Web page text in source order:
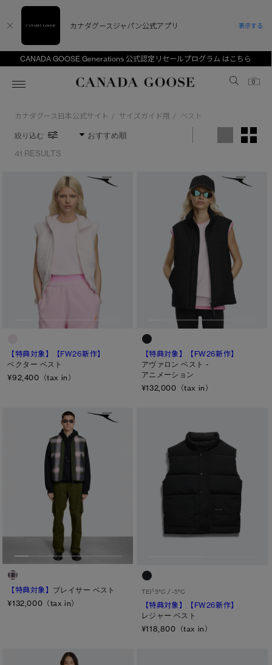
CANADA GOOSE Generations 公式認定リセールプログラム はこちら
Canada Goose
0
ディスカバー
アンバサダー
スプリングコレクション
新着アイテム
ベストセラー
FW26コレクション
サマー 26 コレクション
サマー 26 コレクションLOOK
メイドインジャパンTシャツ
アパレル
アクセサリー
フットウェア
コレクション
新着アイテム
ベストセラー
FW26コレクション
サマー 26 コレクション
サマー 26 コレクションLOOK
メイドインジャパンTシャツ
アパレル
アクセサリー
フットウェア
コレクション
ベビー（0‐24ヵ月)
キッズ（2‐7歳)
ユース（6＋歳)
コレクション
CANADA GOOSE Generationsは、アウター
ウェアの下取り・再販を通じて、長く愛される製
品の価値を受け継いでいきます。
アーカイブの希少なピースもご覧いただけます。
詳しく見る
下取り申請
カナダグース日本公式サイト / サイズガイド用 / ベスト
絞り込む
41 RESULTS
※カテゴリを表示するにはジェンダーにチェックをお入れください
ジェンダー
メンズ
ウィメンズ
キッズ
カテゴリ
ディスク
クラシック ディスク
ホワイト ディスク
ト―ナル ディスク
PBI ディスク
ディスクなし
TEI１：5℃/-5℃
TEI3：-10℃/-20℃
TEI5：-30℃以下
【特典対象】
【FW26新作】
ベクター ベスト
¥92,400（tax in）
【特典対象】
【FW26新作】
アヴァロン ベスト -
アニメーション
¥132,000（tax in）
【特典対象】 ブレイサー ベスト
¥132,000（tax in）
TEI15°C / -5°C
【特典対象】
【FW26新作】
レジャー ベスト
¥118,800（tax in）
カナダグースジャパン公式アプリ 表示する